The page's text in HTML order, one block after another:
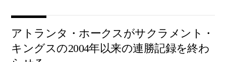
アトランタ・ホークスがサクラメント・
キングスの2004年以来の連勝記録を終わ